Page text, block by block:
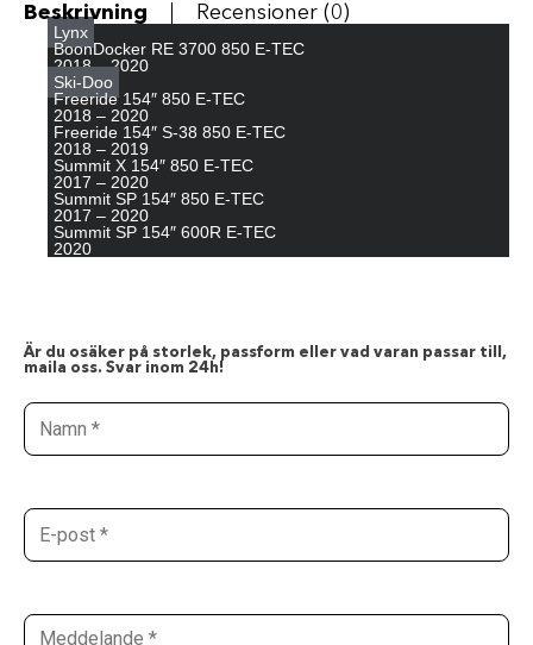
Beskrivning Recensioner (0)
Lynx
BoonDocker RE 3700 850 E-TEC
2018 –2020
Ski-Doo
Freeride 154″ 850 E-TEC
2018 – 2020
Freeride 154″ S-38 850 E-TEC
2018 – 2019
Summit X 154″ 850 E-TEC
2017 – 2020
Summit SP 154″ 850 E-TEC
2017 – 2020
Summit SP 154″ 600R E-TEC
2020
Är du osäker på storlek, passform eller vad varan passar till,
maila oss. Svar inom 24h!